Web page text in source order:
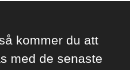
kommer du att
med de senaste